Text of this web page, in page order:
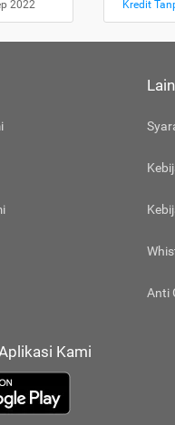
2022 Kredit
Anti
Kami